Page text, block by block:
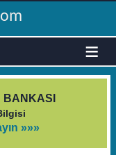
≡
BANKASI
»»»